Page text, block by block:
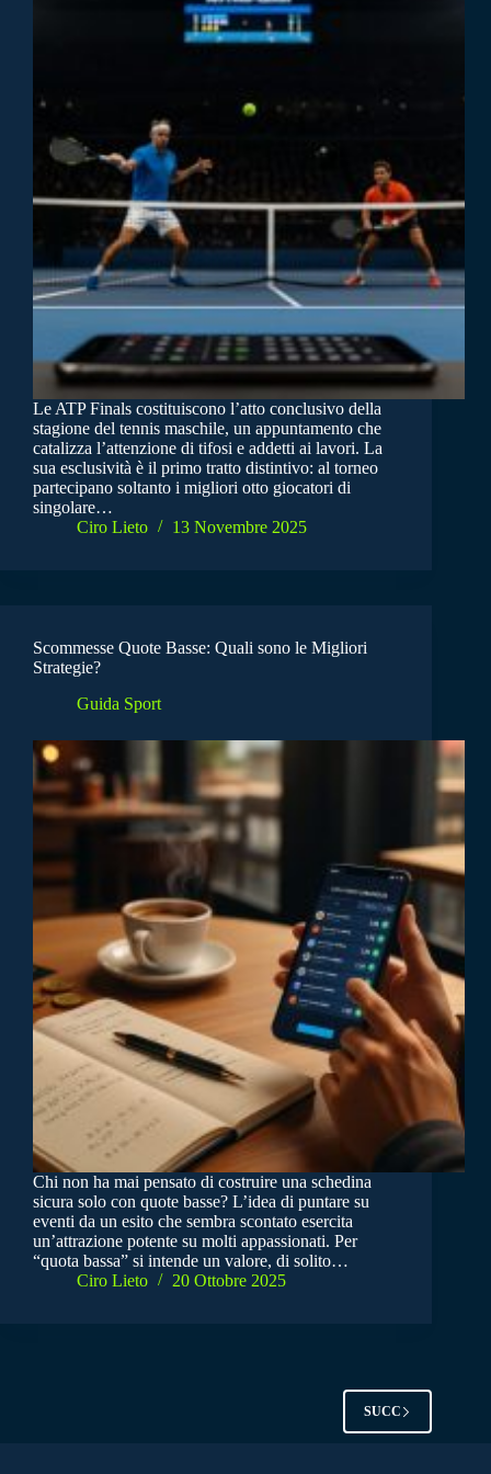
Le ATP Finals costituiscono l’atto conclusivo della
stagione del tennis maschile, un appuntamento che
catalizza l’attenzione di tifosi e addetti ai lavori. La
sua esclusività è il primo tratto distintivo: al torneo
partecipano soltanto i migliori otto giocatori di
singolare…
Ciro Lieto
13 Novembre 2025
Scommesse Quote Basse: Quali sono le Migliori
Strategie?
Guida Sport
Chi non ha mai pensato di costruire una schedina
sicura solo con quote basse? L’idea di puntare su
eventi da un esito che sembra scontato esercita
un’attrazione potente su molti appassionati. Per
“quota bassa” si intende un valore, di solito…
Ciro Lieto
20 Ottobre 2025
SUCC